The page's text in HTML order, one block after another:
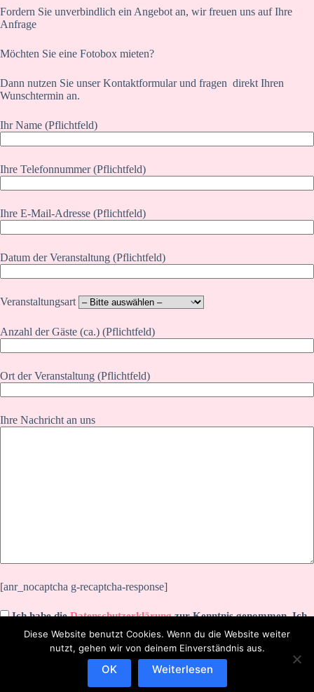
Fordern Sie unverbindlich ein Angebot an, wir freuen uns auf Ihre
Anfrage
Möchten Sie eine Fotobox mieten?
Dann nutzen Sie unser Kontaktformular und fragen direkt Ihren
Wunschtermin an.
Ihr Name (Pflichtfeld)
Ihre Telefonnummer (Pflichtfeld)
Ihre E-Mail-Adresse (Pflichtfeld)
Datum der Veranstaltung (Pflichtfeld)
Veranstaltungsart
Anzahl der Gäste (ca.) (Pflichtfeld)
Ort der Veranstaltung (Pflichtfeld)
Ihre Nachricht an uns
[anr_nocaptcha g-recaptcha-response]
Ich habe dieDatenschutzerklärungzur Kenntnis genommen. Ich
stimme zu, dass meine Angaben zur Kontaktaufnahme und für
Rückfragen dauerhaft gespeichert werden.
Diese Website benutzt Cookies. Wenn du die Website weiter
nutzt, gehen wir von deinem Einverständnis aus.
OK Weiterlesen